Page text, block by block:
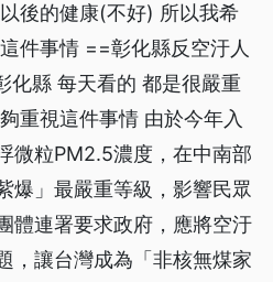
後的健康(不好) 所以我希
件事情 ==彰化縣反空汙人
化縣 每天看的 都是很嚴重
重視這件事情 由於今年入
微粒PM2.5濃度，在中南部
爆」最嚴重等級，影響民眾
體連署要求政府，應將空汙
，讓台灣成為「非核無煤家